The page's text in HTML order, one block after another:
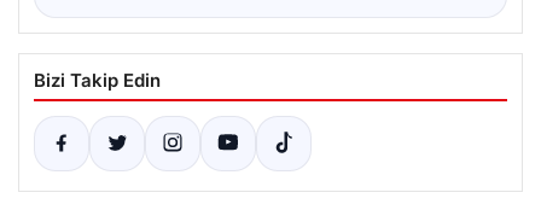
Bizi Takip Edin